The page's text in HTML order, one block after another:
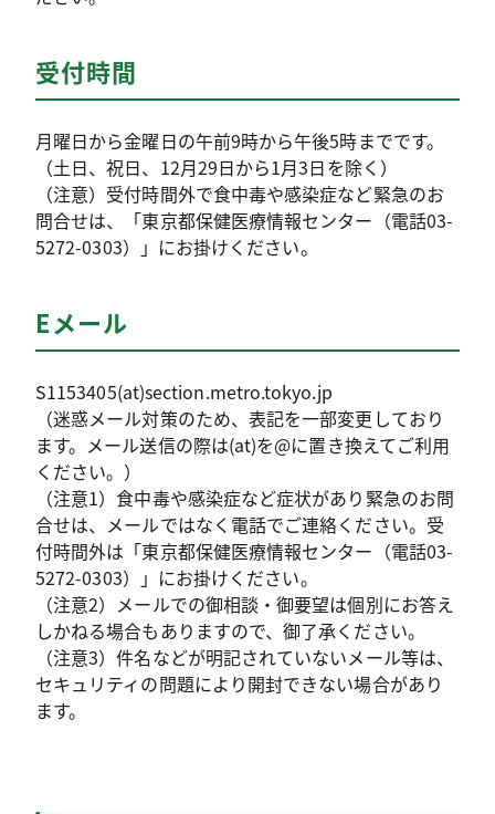
受付時間
月曜日から金曜日の午前9時から午後5時までです。
（土日、祝日、12月29日から1月3日を除く）
（注意）受付時間外で食中毒や感染症など緊急のお
問合せは、「東京都保健医療情報センター（電話03-
5272-0303）」にお掛けください。
Eメール
S1153405(at)section.metro.tokyo.jp
（迷惑メール対策のため、表記を一部変更しており
ます。メール送信の際は(at)を@に置き換えてご利用
ください。）
（注意1）食中毒や感染症など症状があり緊急のお問
合せは、メールではなく電話でご連絡ください。受
付時間外は「東京都保健医療情報センター（電話03-
5272-0303）」にお掛けください。
（注意2）メールでの御相談・御要望は個別にお答え
しかねる場合もありますので、御了承ください。
（注意3）件名などが明記されていないメール等は、
セキュリティの問題により開封できない場合があり
ます。